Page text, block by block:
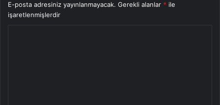
E-posta adresiniz yayınlanmayacak. Gerekli alanlar * ile
işaretlenmişlerdir